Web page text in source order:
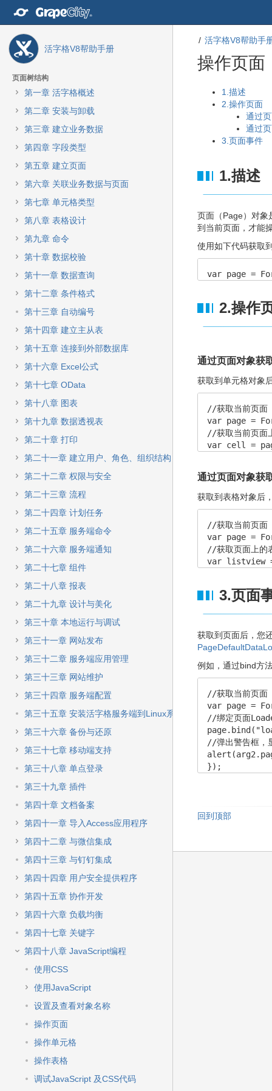
活字格V8帮助手册
页面树结构
第一章 活字格概述
第二章 安装与卸载
第三章 建立业务数据
第四章 字段类型
第五章 建立页面
第六章 关联业务数据与页面
第七章 单元格类型
第八章 表格设计
第九章 命令
第十章 数据校验
第十一章 数据查询
第十二章 条件格式
第十三章 自动编号
第十四章 建立主从表
第十五章 连接到外部数据库
第十六章 Excel公式
第十七章 OData
第十八章 图表
第十九章 数据透视表
第二十章 打印
第二十一章 建立用户、角色、组织结构
第二十二章 权限与安全
第二十三章 流程
第二十四章 计划任务
第二十五章 服务端命令
第二十六章 服务端通知
第二十七章 组件
第二十八章 报表
第二十九章 设计与美化
第三十章 本地运行与调试
第三十一章 网站发布
第三十二章 服务端应用管理
第三十三章 网站维护
第三十四章 服务端配置
第三十五章 安装活字格服务端到Linux系统
第三十六章 备份与还原
第三十七章 移动端支持
第三十八章 单点登录
第三十九章 插件
第四十章 文档备案
第四十一章 导入Access应用程序
第四十二章 与微信集成
第四十三章 与钉钉集成
第四十四章 用户安全提供程序
第四十五章 协作开发
第四十六章 负载均衡
第四十七章 关键字
第四十八章 JavaScript编程
使用CSS
使用JavaScript
设置及查看对象名称
操作页面
操作单元格
操作表格
调试JavaScript 及CSS代码
活字格V8帮助手
操作页面
1.描述
2.操作页面
通过
通过
3.页面事件
1.描述
页面（Page）对象
到当前页面，才能
使用如下代码获取
var page =
2.操作
通过页面对象获
获取到单元格对象
//获取当前页面
var page =
//获取当前页面
var cell =
通过页面对象获
获取到表格对象后
//获取当前页面
var page =
//获取页面上的
var listview
3.页面
获取到页面后，您
例如，通过bind方
//获取当前页面
var page =
//绑定页面
//弹出警告框，
});
回到顶部